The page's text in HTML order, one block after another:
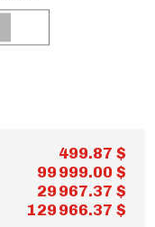
499.87 $
99 999.00 $
29 967.37 $
129 966.37 $